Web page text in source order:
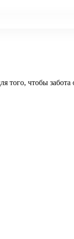
того, чтобы